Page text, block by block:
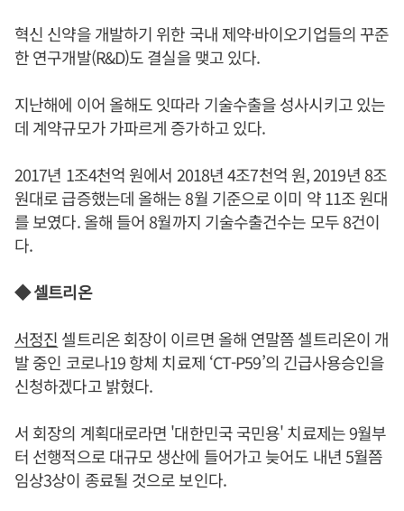
혁신 신약을 개발하기 위한 국내 제약·바이오기업들의 꾸준
한 연구개발(R&D)도 결실을 맺고 있다.
지난해에 이어 올해도 잇따라 기술수출을 성사시키고 있는
데 계약규모가 가파르게 증가하고 있다.
2017년 1조4천억 원에서 2018년 4조7천억 원, 2019년 8조
원대로 급증했는데 올해는 8월 기준으로 이미 약 11조 원대
를 보였다. 올해 들어 8월까지 기술수출건수는 모두 8건이
다.
◆ 셀트리온
서정진 셀트리온 회장이 이르면 올해 연말쯤 셀트리온이 개
발 중인 코로나19 항체 치료제 ‘CT-P59’의 긴급사용승인을
신청하겠다고 밝혔다.
서 회장의 계획대로라면 '대한민국 국민용' 치료제는 9월부
터 선행적으로 대규모 생산에 들어가고 늦어도 내년 5월쯤
임상3상이 종료될 것으로 보인다.